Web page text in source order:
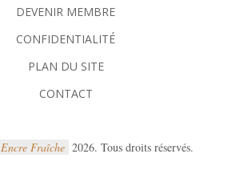
DEVENIR MEMBRE
CONFIDENTIALITÉ
PLAN DU SITE
CONTACT
Encre Fraîche 2026. Tous droits réservés.